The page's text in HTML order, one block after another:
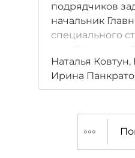
подрядчиков
начальник
специального
Александр
задержание
чиновника по
рынка считают,
Наталья
Ирина